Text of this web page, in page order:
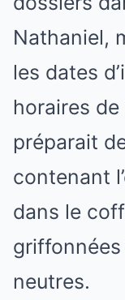
Nathaniel,
les dates
horaires
préparait
contenant
dans le
neutres.